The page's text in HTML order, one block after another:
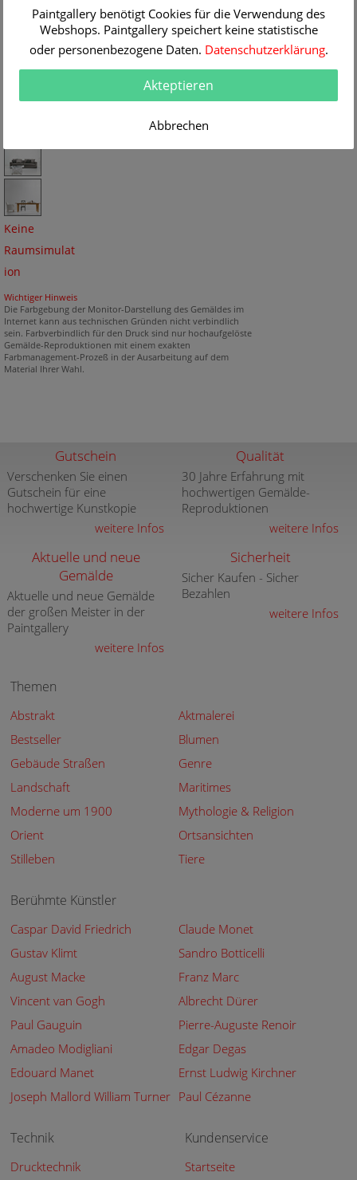
Keine
Raumsimulat
ion
ße
Technik
Öl/Leinwand
Gemälde
Nr
Wichtiger Hinweis
Die Farbgebung der Monitor-Darstellung des Gemäldes im
Internet kann aus technischen Gründen nicht verbindlich
sein. Farbverbindlich für den Druck sind nur hochaufgelöste
Gemälde-Reproduktionen mit einem exakten
Farbmanagement-Prozeß in der Ausarbeitung auf dem
Material Ihrer Wahl.
Gutschein
Verschenken Sie einen
Gutschein für eine
hochwertige Kunstkopie
weitere Infos
Qualität
30 Jahre Erfahrung mit
hochwertigen Gemälde-
Reproduktionen
weitere Infos
Aktuelle und neue
Gemälde
Aktuelle und neue Gemälde
der großen Meister in der
Paintgallery
weitere Infos
Sicherheit
Sicher Kaufen - Sicher
Bezahlen
weitere Infos
Themen
Abstrakt
Aktmalerei
Bestseller
Blumen
Gebäude Straßen
Genre
Landschaft
Maritimes
Moderne um 1900
Mythologie & Religion
Orient
Ortsansichten
Stilleben
Tiere
Berühmte Künstler
Caspar David Friedrich
Claude Monet
Gustav Klimt
Sandro Botticelli
August Macke
Franz Marc
Vincent van Gogh
Albrecht Dürer
Paul Gauguin
Pierre-Auguste Renoir
Amadeo Modigliani
Edgar Degas
Edouard Manet
Ernst Ludwig Kirchner
Joseph Mallord William Turner Paul Cézanne
Technik
Drucktechnik
Kundenservice
Startseite
Paintgallery benötigt Cookies für die Verwendung des
Webshops. Paintgallery speichert keine statistische
oder personenbezogene Daten. Datenschutzerklärung.
Akteptieren
Abbrechen